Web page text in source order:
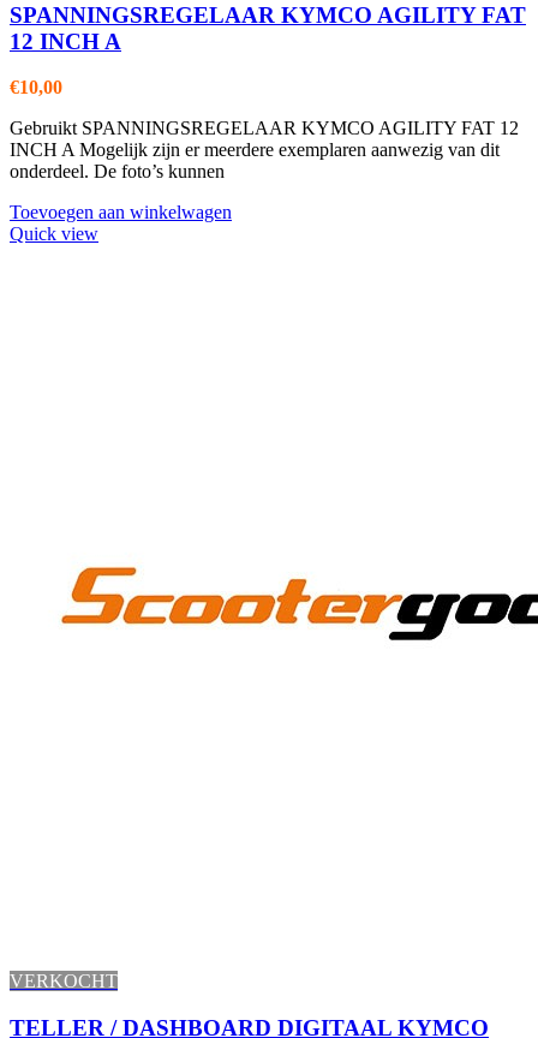
SPANNINGSREGELAAR KYMCO AGILITY FAT
12 INCH A
€10,00
Gebruikt SPANNINGSREGELAAR KYMCO AGILITY FAT 12
INCH A Mogelijk zijn er meerdere exemplaren aanwezig van dit
onderdeel. De foto’s kunnen
Toevoegen aan winkelwagen
Quick view
VERKOCHT
TELLER / DASHBOARD DIGITAAL KYMCO